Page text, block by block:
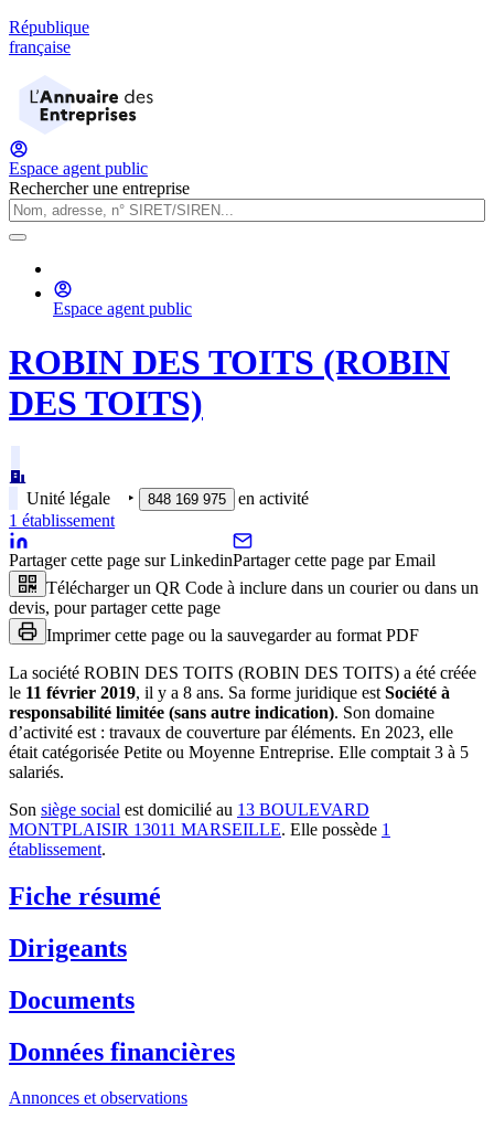
République
française
Espace agent public
Rechercher une entreprise
Espace agent public
ROBIN DES TOITS (ROBIN
DES TOITS)
Unité légale ‣ 848 169 975
en activité
1 établissement
Partager cette page sur LinkedinPartager cette page par Email
Télécharger un QR Code à inclure dans un courier ou dans un
devis, pour partager cette page
Imprimer cette page ou la sauvegarder au format PDF
La société ROBIN DES TOITS (ROBIN DES TOITS) a été créée
le 11 février 2019, il y a 8 ans. Sa forme juridique est Société à
responsabilité limitée (sans autre indication). Son domaine
d’activité est : travaux de couverture par éléments. En 2023, elle
était catégorisée Petite ou Moyenne Entreprise. Elle comptait 3 à 5
salariés.
Son siège social est domicilié au 13 BOULEVARD
MONTPLAISIR 13011 MARSEILLE. Elle possède 1
établissement.
Fiche résumé
Dirigeants
Documents
Données financières
Annonces et observations